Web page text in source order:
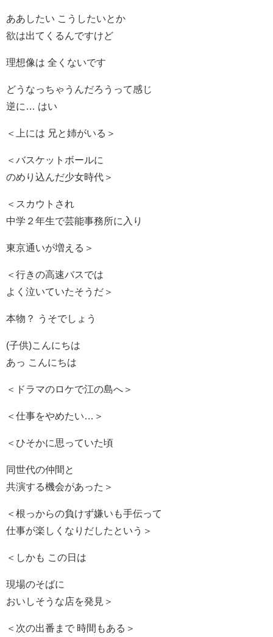
ああしたい こうしたいとか
欲は出てくるんですけど
理想像は 全くないです
どうなっちゃうんだろうって感じ
逆に… はい
＜上には 兄と姉がいる＞
＜バスケットボールに
のめり込んだ少女時代＞
＜スカウトされ
中学２年生で芸能事務所に入り
東京通いが増える＞
＜行きの高速バスでは
よく泣いていたそうだ＞
本物？ うそでしょう
(子供)こんにちは
あっ こんにちは
＜ドラマのロケで江の島へ＞
＜仕事をやめたい…＞
＜ひそかに思っていた頃
同世代の仲間と
共演する機会があった＞
＜根っからの負けず嫌いも手伝って
仕事が楽しくなりだしたという＞
＜しかも この日は
現場のそばに
おいしそうな店を発見＞
＜次の出番まで 時間もある＞